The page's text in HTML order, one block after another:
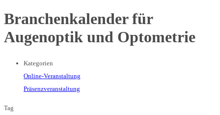
Branchenkalender für
Augenoptik und Optometrie
Kategorien
Online-Veranstaltung
Präsenzveranstaltung
Tag